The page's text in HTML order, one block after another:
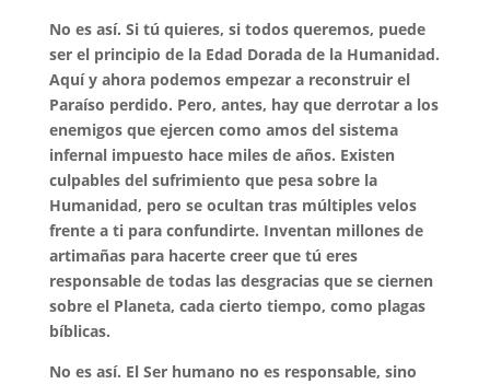
No es así. Si tú quieres, si todos queremos, puede
ser el principio de la Edad Dorada de la Humanidad.
Aquí y ahora podemos empezar a reconstruir el
Paraíso perdido. Pero, antes, hay que derrotar a los
enemigos que ejercen como amos del sistema
infernal impuesto hace miles de años. Existen
culpables del sufrimiento que pesa sobre la
Humanidad, pero se ocultan tras múltiples velos
frente a ti para confundirte. Inventan millones de
artimañas para hacerte creer que tú eres
responsable de todas las desgracias que se ciernen
sobre el Planeta, cada cierto tiempo, como plagas
bíblicas.
No es así. El Ser humano no es responsable, sino